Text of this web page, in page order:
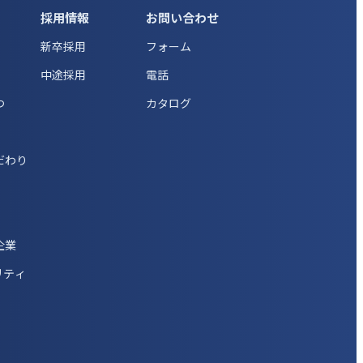
わり
業
ィ
採用情報
新卒採用
中途採用
お問い合わせ
フォーム
電話
カタログ